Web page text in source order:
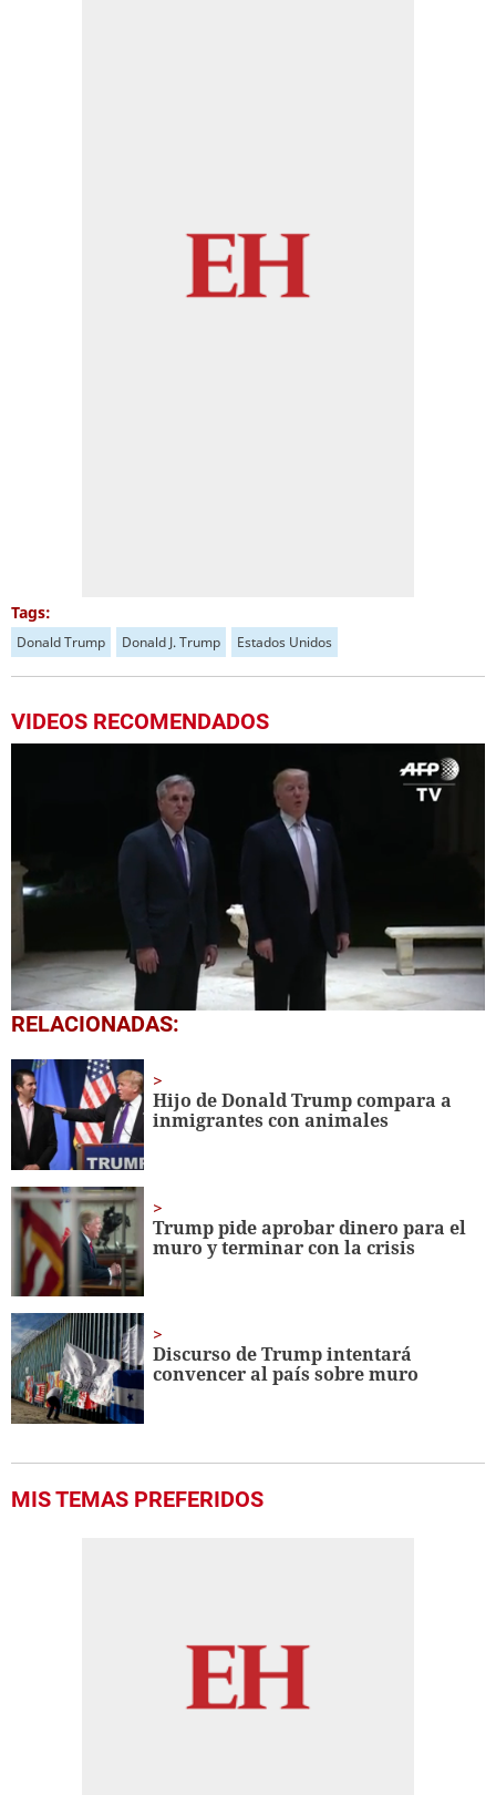
Tags:
Donald Trump Donald J. Trump Estados Unidos
VIDEOS RECOMENDADOS
0
seconds
45
seconds
RELACIONADAS:
Hijo de Donald Trump compara a
inmigrantes con animales
Trump pide aprobar dinero para el
muro y terminar con la crisis
Discurso de Trump intentará
convencer al país sobre muro
MIS TEMAS PREFERIDOS